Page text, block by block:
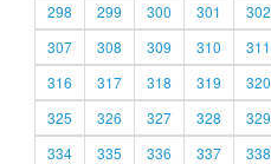
298
299 300 301 302
307
308 309 310 311
316
317 318 319 320
325
326 327 328 329
334
335 336 337 338